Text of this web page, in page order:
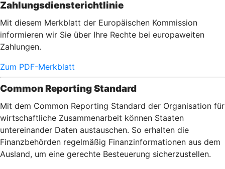
Zahlungsdiensterichtlinie
Mit diesem Merkblatt der Europäischen Kommission
informieren wir Sie über Ihre Rechte bei europaweiten
Zahlungen.
Zum PDF-Merkblatt
Common Reporting Standard
Mit dem Common Reporting Standard der Organisation für
wirtschaftliche Zusammenarbeit können Staaten
untereinander Daten austauschen. So erhalten die
Finanzbehörden regelmäßig Finanzinformationen aus dem
Ausland, um eine gerechte Besteuerung sicherzustellen.